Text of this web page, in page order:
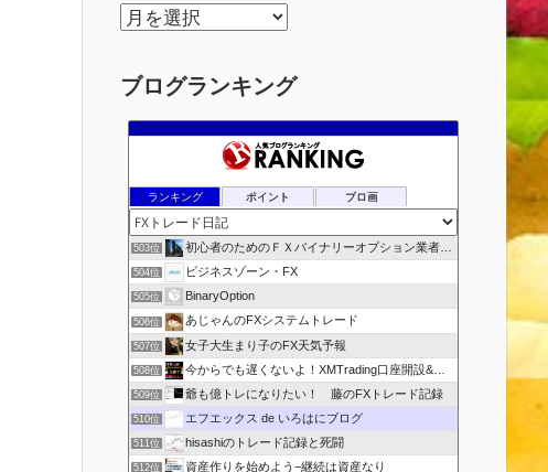
ア
カ
ブ
ブログランキング
ランキング ポイント ブロ画
503位 初心者のためのＦＸバイナリーオプション業者比較.com
504位 ビジネスゾーン・FX
505位 BinaryOption
506位 あじゃんのFXシステムトレード
507位 女子大生まり子のFX天気予報
508位 今からでも遅くないよ！XMTrading口座開設&攻略ブログ
509位 爺も億トレになりたい！ 藤のFXトレード記録
510位 エフエックス de いろはにブログ
511位 hisashiのトレード記録と死闘
512位 資産作りを始めよう−継続は資産なり